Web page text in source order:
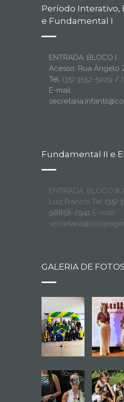
Período Interativo,
e Fundamental I
ENTRADA: BLOCO I
Acesso: Rua Ângelo
Tel: (35) 3552-5029 /
E-mail:
Fundamental II e
ENTRADA: BLOCO III
Luiz Franchi Tel: (35)
98858-2941 E-mail:
GALERIA DE FOTOS